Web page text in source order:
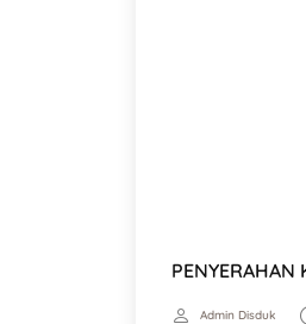
PENYERAHAN
Admin Disduk